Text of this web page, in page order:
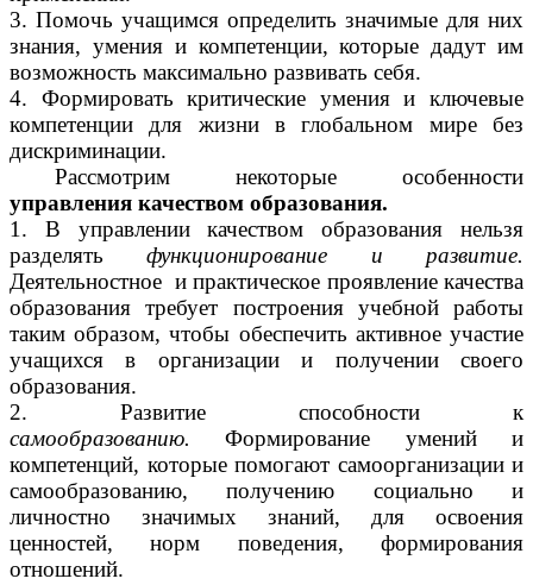
3. Помочь учащимся определить значимые для них
знания, умения и компетенции, которые дадут им
возможность максимально развивать себя.
4. Формировать критические умения и ключевые
компетенции для жизни в глобальном мире без
дискриминации.
Рассмотрим некоторые особенности
управления качеством образования.
1. В управлении качеством образования нельзя
разделятьфункционирование и развитие.
Деятельностное и практическое проявление качества
образования требует построения учебной работы
таким образом, чтобы обеспечить активное участие
учащихся в организации и получении своего
образования.
2. Развитие способности к
самообразованию. Формирование умений и
компетенций, которые помогают самоорганизации и
самообразованию, получению социально и
личностно значимых знаний, для освоения
ценностей, норм поведения, формирования
отношений.